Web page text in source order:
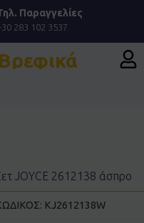
Παραγγελίες
283 102 3537
Βρεφικά
JOYCE 2612138 άσπρο
KJ2612138W